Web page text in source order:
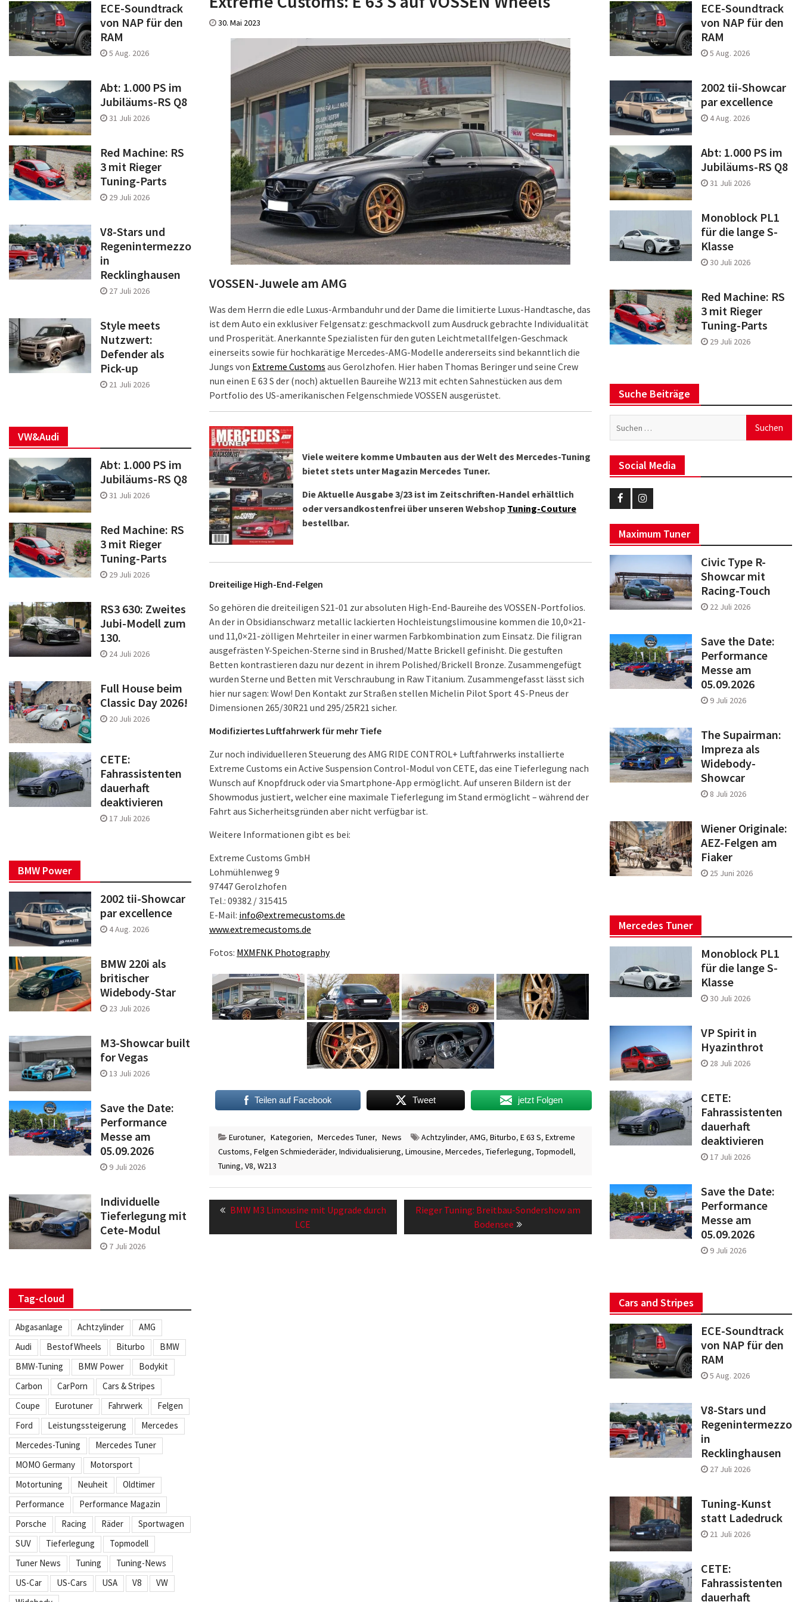
30. Mai 2023
VOSSEN-Juwele am AMG
Was dem Herrn die edle Luxus-Armbanduhr und der Dame die limitierte Luxus-Handtasche, das
ist dem Auto ein exklusiver Felgensatz: geschmackvoll zum Ausdruck gebrachte Individualität
und Prosperität. Anerkannte Spezialisten für den guten Leichtmetallfelgen-Geschmack
einerseits sowie für hochkarätige Mercedes-AMG-Modelle andererseits sind bekanntlich die
Jungs von Extreme Customs aus Gerolzhofen. Hier haben Thomas Beringer und seine Crew
nun einen E 63 S der (noch) aktuellen Baureihe W213 mit echten Sahnestücken aus dem
Portfolio des US-amerikanischen Felgenschmiede VOSSEN ausgerüstet.
Viele weitere komme Umbauten aus der Welt des Mercedes-Tuning
bietet stets unter Magazin Mercedes Tuner.
Die Aktuelle Ausgabe 3/23 ist im Zeitschriften-Handel erhältlich
oder versandkostenfrei über unseren Webshop Tuning-Couture
bestellbar.
Dreiteilige High-End-Felgen
So gehören die dreiteiligen S21-01 zur absoluten High-End-Baureihe des VOSSEN-Portfolios.
An der in Obsidianschwarz metallic lackierten Hochleistungslimousine kommen die 10,0×21-
und 11,0×21-zölligen Mehrteiler in einer warmen Farbkombination zum Einsatz. Die filigran
ausgefrästen Y-Speichen-Sterne sind in Brushed/Matte Brickell gefinisht. Die gestuften
Betten kontrastieren dazu nur dezent in ihrem Polished/Brickell Bronze. Zusammengefügt
wurden Sterne und Betten mit Verschraubung in Raw Titanium. Zusammengefasst lässt sich
hier nur sagen: Wow! Den Kontakt zur Straßen stellen Michelin Pilot Sport 4 S-Pneus der
Dimensionen 265/30R21 und 295/25R21 sicher.
Modifiziertes Luftfahrwerk für mehr Tiefe
Zur noch individuelleren Steuerung des AMG RIDE CONTROL+ Luftfahrwerks installierte
Extreme Customs ein Active Suspension Control-Modul von CETE, das eine Tieferlegung nach
Wunsch auf Knopfdruck oder via Smartphone-App ermöglicht. Auf unseren Bildern ist der
Showmodus justiert, welcher eine maximale Tieferlegung im Stand ermöglicht – während der
Fahrt aus Sicherheitsgründen aber nicht verfügbar ist.
Weitere Informationen gibt es bei:
Extreme Customs GmbH
Lohmühlenweg 9
97447 Gerolzhofen
Tel.: 09382 / 315415
E-Mail: info@extremecustoms.de
www.extremecustoms.de
Fotos: MXMFNK Photography
Teilen auf Facebook Tweet jetzt Folgen
Eurotuner, Kategorien, Mercedes Tuner, News Achtzylinder, AMG, Biturbo, E 63 S, Extreme
Customs, Felgen Schmiederäder, Individualisierung, Limousine, Mercedes, Tieferlegung, Topmodell,
Tuning, V8, W213
Beitragsnavigation
Previous
BMW M3 Limousine mit Upgrade durch
LCE
Next
Rieger Tuning: Breitbau-Sondershow am
Bodensee
ECE-Soundtrack
von NAP für den
RAM
5 Aug. 2026
2002 tii-Showcar
par excellence
4 Aug. 2026
Abt: 1.000 PS im
Jubiläums-RS Q8
31 Juli 2026
Monoblock PL1
für die lange S-
Klasse
30 Juli 2026
Red Machine: RS
3 mit Rieger
Tuning-Parts
29 Juli 2026
Suche Beiträge
Social Media
FacebookInstagram
Maximum Tuner
Civic Type R-
Showcar mit
Racing-Touch
22 Juli 2026
Save the Date:
Performance
Messe am
05.09.2026
9 Juli 2026
The Supairman:
Impreza als
Widebody-
Showcar
8 Juli 2026
Wiener Originale:
AEZ-Felgen am
Fiaker
25 Juni 2026
Mercedes Tuner
Monoblock PL1
für die lange S-
Klasse
30 Juli 2026
VP Spirit in
Hyazinthrot
28 Juli 2026
CETE:
Fahrassistenten
dauerhaft
deaktivieren
17 Juli 2026
Save the Date:
Performance
Messe am
05.09.2026
9 Juli 2026
Cars and Stripes
ECE-Soundtrack
von NAP für den
RAM
5 Aug. 2026
V8-Stars und
Regenintermezzo
in
Recklinghausen
27 Juli 2026
Tuning-Kunst
statt Ladedruck
21 Juli 2026
CETE:
Fahrassistenten
dauerhaft
ECE-Soundtrack
von NAP für den
RAM
5 Aug. 2026
Abt: 1.000 PS im
Jubiläums-RS Q8
31 Juli 2026
Red Machine: RS
3 mit Rieger
Tuning-Parts
29 Juli 2026
V8-Stars und
Regenintermezzo
in
Recklinghausen
27 Juli 2026
Style meets
Nutzwert:
Defender als
Pick-up
21 Juli 2026
VW&Audi
Abt: 1.000 PS im
Jubiläums-RS Q8
31 Juli 2026
Red Machine: RS
3 mit Rieger
Tuning-Parts
29 Juli 2026
RS3 630: Zweites
Jubi-Modell zum
130.
24 Juli 2026
Full House beim
Classic Day 2026!
20 Juli 2026
CETE:
Fahrassistenten
dauerhaft
deaktivieren
17 Juli 2026
BMW Power
2002 tii-Showcar
par excellence
4 Aug. 2026
BMW 220i als
britischer
Widebody-Star
23 Juli 2026
M3-Showcar built
for Vegas
13 Juli 2026
Save the Date:
Performance
Messe am
05.09.2026
9 Juli 2026
Individuelle
Tieferlegung mit
Cete-Modul
7 Juli 2026
Tag-cloud
Abgasanlage Achtzylinder
AMG
Audi
BestofWheels Biturbo
BMW
BMW-Tuning
BMW Power
Bodykit
Carbon
CarPorn
Cars & Stripes
Coupe
Eurotuner Fahrwerk
Felgen
Ford
Leistungssteigerung
Mercedes
Mercedes-Tuning
Mercedes Tuner
MOMO Germany
Motorsport
Motortuning
Neuheit
Oldtimer
Performance
Performance Magazin
Porsche
Racing Räder
Sportwagen
SUV
Tieferlegung
Topmodell
Tuner News
Tuning
Tuning-News
US-Car
US-Cars USA V8
VW